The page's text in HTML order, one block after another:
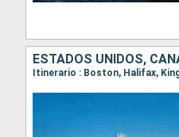
ESTADOS UNIDOS,
Itinerario : Boston, Halifax,